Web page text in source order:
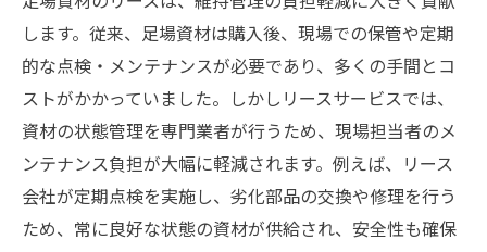
します。従来、足場資材は購入後、現場での保管や定期
的な点検・メンテナンスが必要であり、多くの手間とコ
ストがかかっていました。しかしリースサービスでは、
資材の状態管理を専門業者が行うため、現場担当者のメ
ンテナンス負担が大幅に軽減されます。例えば、リース
会社が定期点検を実施し、劣化部品の交換や修理を行う
ため、常に良好な状態の資材が供給され、安全性も確保